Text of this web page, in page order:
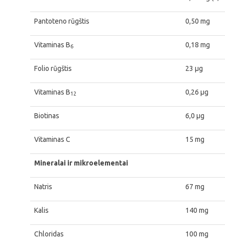
Pantoteno rūgštis 0,50 mg
Vitaminas B6 0,18 mg
Folio rūgštis 23 μg
Vitaminas B12 0,26 μg
Biotinas 6,0 μg
Vitaminas C 15 mg
Mineralai ir mikroelementai
Natris 67 mg
Kalis 140 mg
Chloridas 100 mg